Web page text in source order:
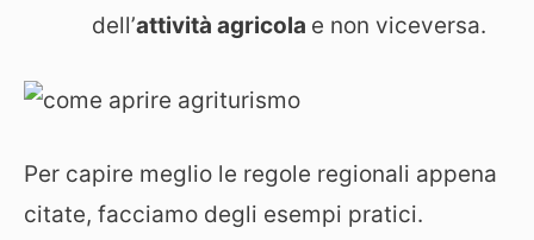
dell’attività agricola e non viceversa.
Per capire meglio le regole regionali appena
citate, facciamo degli esempi pratici.